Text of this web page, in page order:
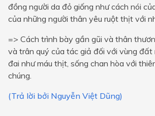
đồng người da đỏ giống như cách nói
của những người thân yêu ruột thịt với
=> Cách trình bày gần gũi và thân
và trân quý của tác giả đối với vùng
đai như máu thịt, sống chan hòa với
chúng.
(Trả lời bởi Nguyễn Việt Dũng)